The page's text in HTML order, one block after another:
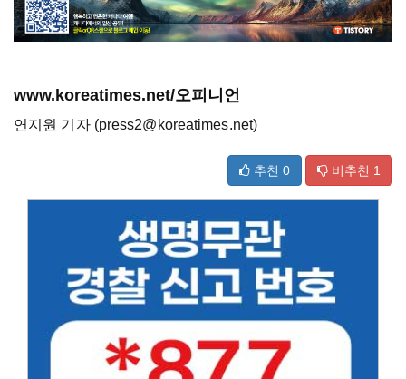
www.koreatimes.net/오피니언
연지원 기자 (press2@koreatimes.net)
추천 0 비추천 1